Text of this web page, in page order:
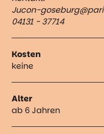
Jucon-
04131 - 37714
Kosten
keine
Alter
ab 6 Jahren